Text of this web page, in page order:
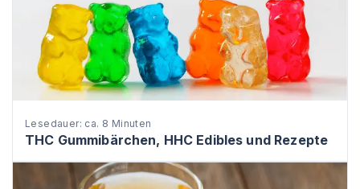
Lesedauer: ca. 8 Minuten
THC Gummibärchen, HHC Edibles und Rezepte